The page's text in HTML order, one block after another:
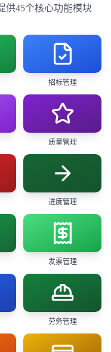
供45个核心功能模块
招标管理
质量管理
进度管理
发票管理
劳务管理